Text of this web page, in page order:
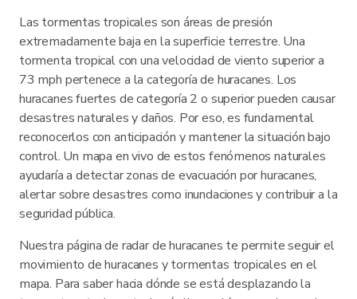
Las tormentas tropicales son áreas de presión
extremadamente baja en la superficie terrestre. Una
tormenta tropical con una velocidad de viento superior a
73 mph pertenece a la categoría de huracanes. Los
huracanes fuertes de categoría 2 o superior pueden causar
desastres naturales y daños. Por eso, es fundamental
reconocerlos con anticipación y mantener la situación bajo
control. Un mapa en vivo de estos fenómenos naturales
ayudaría a detectar zonas de evacuación por huracanes,
alertar sobre desastres como inundaciones y contribuir a la
seguridad pública.
Nuestra página de radar de huracanes te permite seguir el
movimiento de huracanes y tormentas tropicales en el
mapa. Para saber hacia dónde se está desplazando la